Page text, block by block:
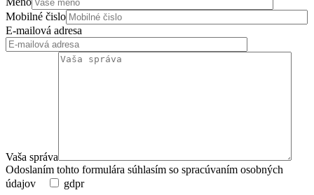
Mobilné čislo
E-mailová adresa
Vaša správa
Odoslaním tohto formulára súhlasím so spracúvaním osobných
údajov
gdpr